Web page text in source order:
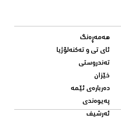
هەمەڕەنگ
ئای تی و تەکنەلۆژیا
تەندروستی
خێزان
دەربارەی ئێمە
پەیوەندی
ئەرشیف